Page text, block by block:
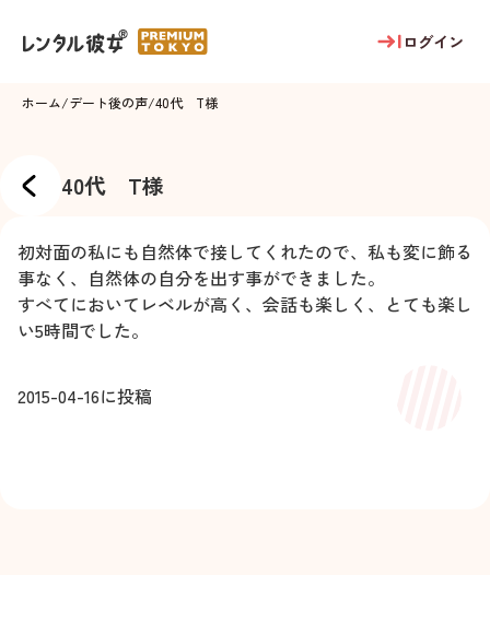
ログイン
ホーム/デート後の声/40代 T様
40代 T様
初対面の私にも自然体で接してくれたので、私も変に飾る
事なく、自然体の自分を出す事ができました。
すべてにおいてレベルが高く、会話も楽しく、とても楽し
い5時間でした。
2015-04-16に投稿